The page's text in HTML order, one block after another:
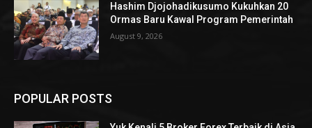
Hashim Djojohadikusumo Kukuhkan 20
Ormas Baru Kawal Program Pemerintah
August 9, 2026
POPULAR POSTS